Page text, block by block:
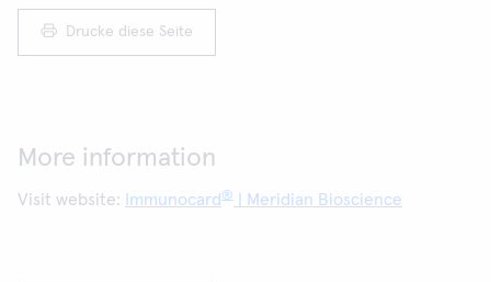
Drucke diese Seite
More information
Visit website: Immunocard ® | Meridian Bioscience